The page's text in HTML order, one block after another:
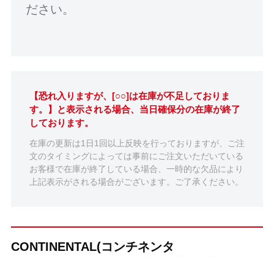
ださい。
【恐れ入りますが、[○○]は在庫が不足しておりま
す。】と表示される場合、当日確保分の在庫が終了
しております。
在庫の更新は1日1回以上反映を行っておりますが、ご注
文のタイミングによっては事前にご注文いただいている
お客様で在庫が終了している場合、一時的な欠品により
上記表示がされる場合がございます。ご了承ください。
CONTINENTAL(コンチネンタ